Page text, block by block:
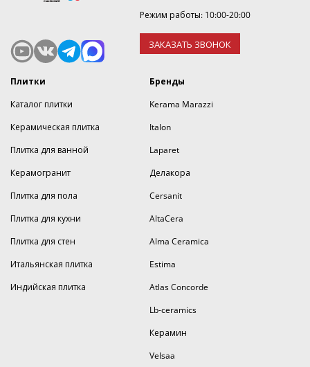
Режим работы: 10:00-20:00
ЗАКАЗАТЬ ЗВОНОК
Плитки
Каталог плитки
Керамическая плитка
Плитка для ванной
Керамогранит
Плитка для пола
Плитка для кухни
Плитка для стен
Итальянская плитка
Индийская плитка
Бренды
Kerama Marazzi
Italon
Laparet
Делакора
Cersanit
AltaCera
Alma Ceramica
Estima
Atlas Concorde
Lb-ceramics
Керамин
Velsaa